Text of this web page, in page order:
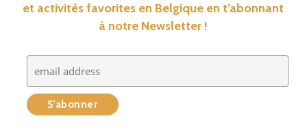
et activités favorites en Belgique en t’abonnant
à notre Newsletter !